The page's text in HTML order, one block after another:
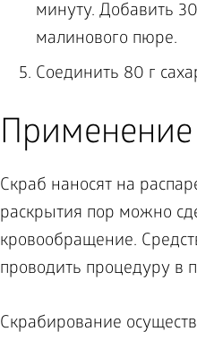
минуту. Добавить
малинового пюре.
Соединить 80 г
Применение
Скраб наносят на
раскрытия пор можно
кровообращение.
проводить процедуру в
Скрабирование